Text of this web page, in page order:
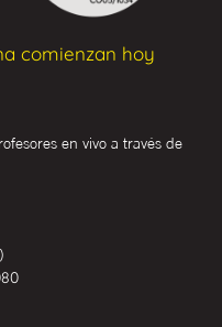
comienzan hoy
en vivo a través de